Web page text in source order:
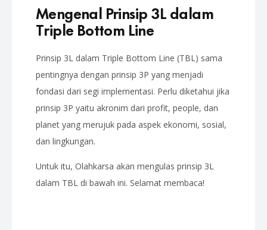
Mengenal Prinsip 3L dalam
Triple Bottom Line
Prinsip 3L dalam Triple Bottom Line (TBL) sama
pentingnya dengan prinsip 3P yang menjadi
fondasi dari segi implementasi. Perlu diketahui jika
prinsip 3P yaitu akronim dari profit, people, dan
planet yang merujuk pada aspek ekonomi, sosial,
dan lingkungan.
Untuk itu, Olahkarsa akan mengulas prinsip 3L
dalam TBL di bawah ini. Selamat membaca!